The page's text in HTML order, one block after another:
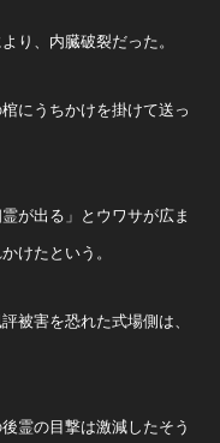
り、内臓破裂だった。
にうちかけを掛けて送っ
が出る」とウワサが広ま
けたという。
被害を恐れた式場側は、
霊の目撃は激減したそう